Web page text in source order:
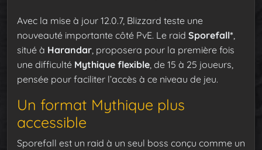
Avec la mise à jour 12.0.7, Blizzard teste une
nouveauté importante côté PvE. Le raid Sporefall*
situé à Harandar , proposera pour la première fois
une difficulté Mythique flexible , de 15 à 25 joueurs,
pensée pour faciliter l’accès à ce niveau de jeu.
Un format Mythique plus
accessible
Sporefall est un raid à un seul boss conçu comme un